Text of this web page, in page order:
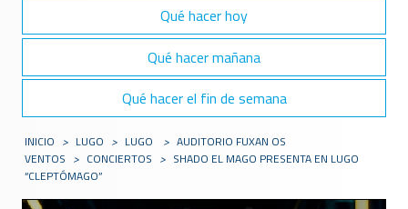
Qué hacer hoy
Qué hacer mañana
Qué hacer el fin de semana
INICIO > LUGO > LUGO > AUDITORIO FUXAN OS
VENTOS > CONCIERTOS > SHADO EL MAGO PRESENTA EN LUGO
“CLEPTÓMAGO”